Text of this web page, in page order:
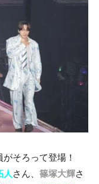
がそろって登場！
人さん、 篠塚大輝さ